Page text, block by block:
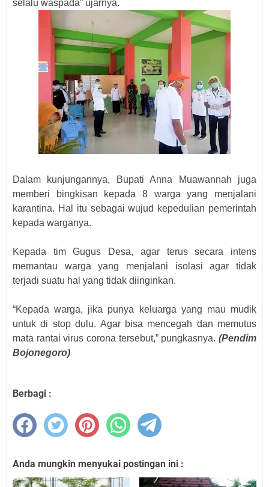
selalu waspada” ujarnya.
Dalam kunjungannya, Bupati Anna Muawannah juga
memberi bingkisan kepada 8 warga yang menjalani
karantina. Hal itu sebagai wujud kepedulian pemerintah
kepada warganya.
Kepada tim Gugus Desa, agar terus secara intens
memantau warga yang menjalani isolasi agar tidak
terjadi suatu hal yang tidak diinginkan.
“Kepada warga, jika punya keluarga yang mau mudik
untuk di stop dulu. Agar bisa mencegah dan memutus
mata rantai virus corona tersebut,” pungkasnya. (Pendim
Bojonegoro)
Berbagi :
Anda mungkin menyukai postingan ini :